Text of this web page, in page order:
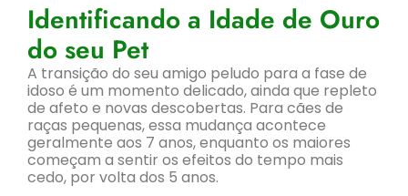
Identificando a Idade de Ouro
do seu Pet
A transição do seu amigo peludo para a fase de
idoso é um momento delicado, ainda que repleto
de afeto e novas descobertas. Para cães de
raças pequenas, essa mudança acontece
geralmente aos 7 anos, enquanto os maiores
começam a sentir os efeitos do tempo mais
cedo, por volta dos 5 anos.